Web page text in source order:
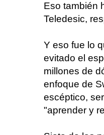
Eso también
Teledesic,
Y eso fue lo
evitado el
millones de
enfoque de
escéptico,
"aprender y